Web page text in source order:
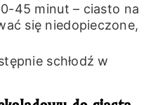
45 minut – ciasto na
się niedopieczone,
schłodź w